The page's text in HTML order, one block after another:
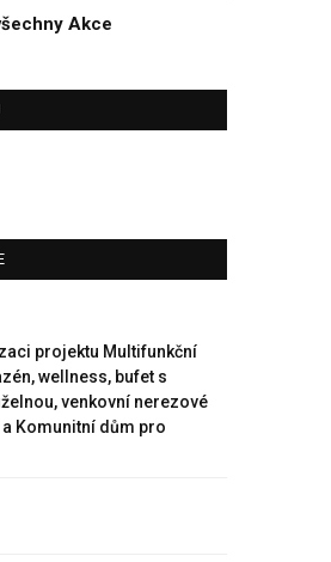
Akce
projektu Multifunkční
wellness, bufet s
venkovní nerezové
a Komunitní dům pro